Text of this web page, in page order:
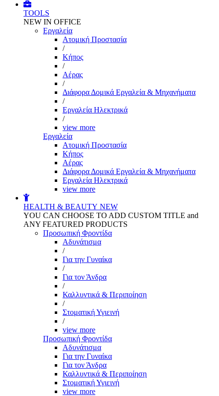
TOOLS
NEW IN OFFICE
Εργαλεία
Aτομική Προστασία
/
Kήπος
/
Αέρας
/
Διάφορα Δομικά Εργαλεία & Μηχανήματα
/
Εργαλεία Ηλεκτρικά
/
view more
Εργαλεία
Aτομική Προστασία
Kήπος
Αέρας
Διάφορα Δομικά Εργαλεία & Μηχανήματα
Εργαλεία Ηλεκτρικά
view more
HEALTH & BEAUTY NEW
YOU CAN CHOOSE TO ADD CUSTOM TITLE and
ANY FEATURED PRODUCTS
Προσωπική Φροντίδα
Αδυνάτισμα
/
Για την Γυναίκα
/
Για τον Άνδρα
/
Καλλυντικά & Περιποίηση
/
Στοματική Υγιεινή
/
view more
Προσωπική Φροντίδα
Αδυνάτισμα
Για την Γυναίκα
Για τον Άνδρα
Καλλυντικά & Περιποίηση
Στοματική Υγιεινή
view more